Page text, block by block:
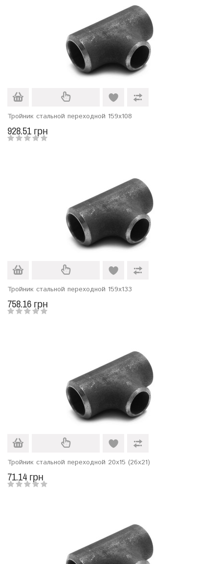
Тройник стальной переходной 159х108
928.51 грн
Тройник стальной переходной 159х133
758.16 грн
Тройник стальной переходной 20х15 (26х21)
71.14 грн